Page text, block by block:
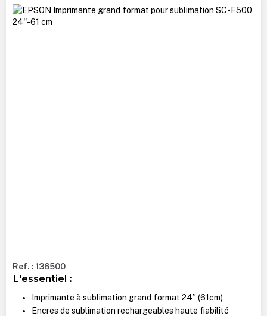
Ignorer la galerie d'images
Ref. : 136500
L'essentiel :
Imprimante à sublimation grand format 24” (61cm)
Encres de sublimation rechargeables haute fiabilité